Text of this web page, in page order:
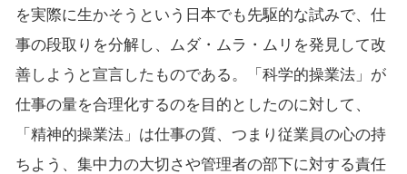
を実際に生かそうという日本でも先駆的な試みで、仕
事の段取りを分解し、ムダ・ムラ・ムリを発見して改
善しようと宣言したものである。「科学的操業法」が
仕事の量を合理化するのを目的としたのに対して、
「精神的操業法」は仕事の質、つまり従業員の心の持
ちよう、集中力の大切さや管理者の部下に対する責任